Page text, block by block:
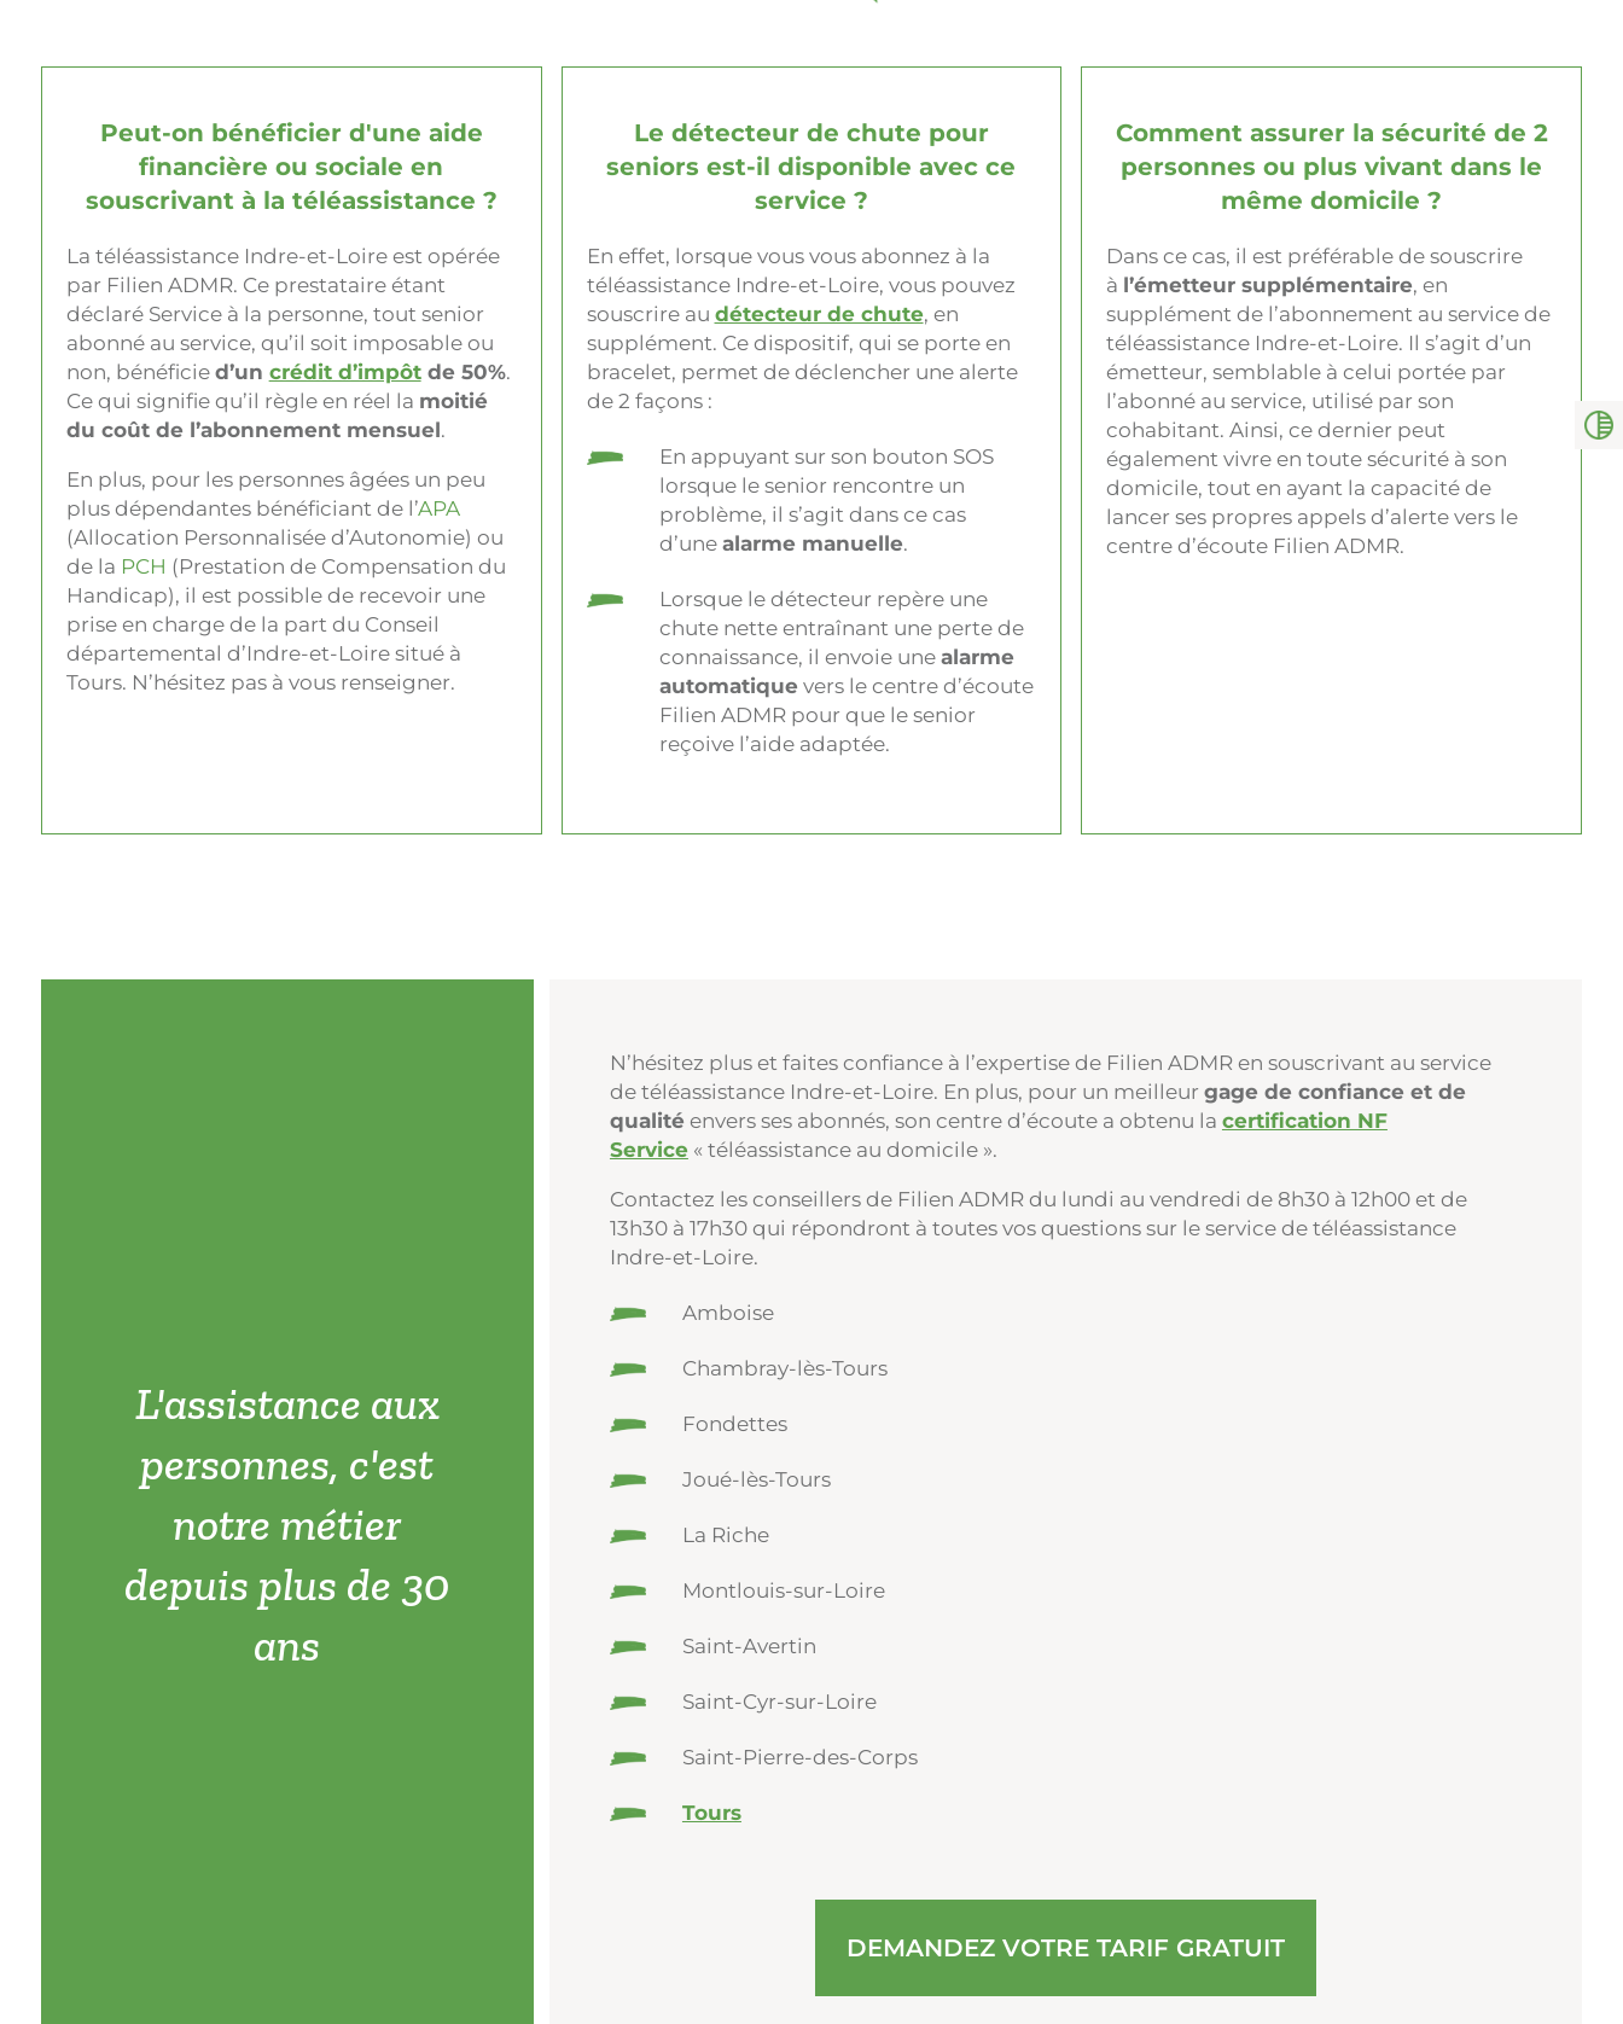
Peut-on bénéficier d'une aide
financière ou sociale en
souscrivant à la téléassistance ?
La téléassistance Indre-et-Loire est opérée
par Filien ADMR. Ce prestataire étant
déclaré Service à la personne, tout senior
abonné au service, qu’il soit imposable ou
non, bénéficie d’un crédit d’impôtde 50%.
Ce qui signifie qu’il règle en réel la moitié
du coût de l’abonnement mensuel.
En plus, pour les personnes âgées un peu
plus dépendantes bénéficiant de l’APA
(Allocation Personnalisée d’Autonomie) ou
de la PCH (Prestation de Compensation du
Handicap), il est possible de recevoir une
prise en charge de la part du Conseil
départemental d’Indre-et-Loire situé à
Tours. N’hésitez pas à vous renseigner.
Le détecteur de chute pour
seniors est-il disponible avec ce
service ?
En effet, lorsque vous vous abonnez à la
téléassistance Indre-et-Loire, vous pouvez
souscrire au détecteur de chute, en
supplément. Ce dispositif, qui se porte en
bracelet, permet de déclencher une alerte
de 2 façons :
En appuyant sur son bouton SOS
lorsque le senior rencontre un
problème, il s’agit dans ce cas
d’une alarme manuelle.
Lorsque le détecteur repère une
chute nette entraînant une perte de
connaissance, il envoie une alarme
automatiquevers le centre d’écoute
Filien ADMR pour que le senior
reçoive l’aide adaptée.
Comment assurer la sécurité de 2
personnes ou plus vivant dans le
même domicile ?
Dans ce cas, il est préférable de souscrire
à l’émetteur supplémentaire, en
supplément de l’abonnement au service de
téléassistance Indre-et-Loire. Il s’agit d’un
émetteur, semblable à celui portée par
l’abonné au service, utilisé par son
cohabitant. Ainsi, ce dernier peut
également vivre en toute sécurité à son
domicile, tout en ayant la capacité de
lancer ses propres appels d’alerte vers le
centre d’écoute Filien ADMR.
L'assistance aux
personnes, c'est
notre métier
depuis plus de 30
ans
N’hésitez plus et faites confiance à l’expertise de Filien ADMR en souscrivant au service
de téléassistance Indre-et-Loire. En plus, pour un meilleur gage de confiance et de
qualité envers ses abonnés, son centre d’écoute a obtenu la certification NF
Service« téléassistance au domicile ».
Contactez les conseillers de Filien ADMR du lundi au vendredi de 8h30 à 12h00 et de
13h30 à 17h30 qui répondront à toutes vos questions sur le service de téléassistance
Indre-et-Loire.
Amboise
Chambray-lès-Tours
Fondettes
Joué-lès-Tours
La Riche
Montlouis-sur-Loire
Saint-Avertin
Saint-Cyr-sur-Loire
Saint-Pierre-des-Corps
Tours
DEMANDEZ VOTRE TARIF GRATUIT